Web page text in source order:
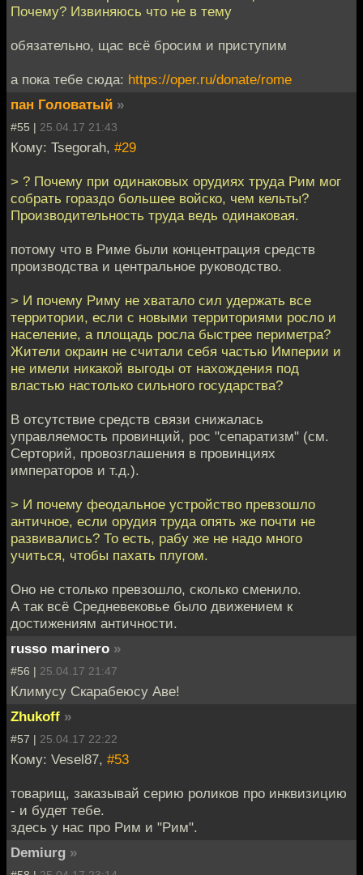
Почему? Извиняюсь что не в тему
обязательно, щас всё бросим и приступим
а пока тебе сюда: https://oper.ru/donate/rome
пан Головатый »
#55 | 25.04.17 21:43
Кому: Tsegorah, #29
> ? Почему при одинаковых орудиях труда Рим мог
собрать гораздо большее войско, чем кельты?
Производительность труда ведь одинаковая.
потому что в Риме были концентрация средств
производства и центральное руководство.
> И почему Риму не хватало сил удержать все
территории, если с новыми территориями росло и
население, а площадь росла быстрее периметра?
Жители окраин не считали себя частью Империи и
не имели никакой выгоды от нахождения под
властью настолько сильного государства?
В отсутствие средств связи снижалась
управляемость провинций, рос "сепаратизм" (см.
Серторий, провозглашения в провинциях
императоров и т.д.).
> И почему феодальное устройство превзошло
античное, если орудия труда опять же почти не
развивались? То есть, рабу же не надо много
учиться, чтобы пахать плугом.
Оно не столько превзошло, сколько сменило.
А так всё Средневековье было движением к
достижениям античности.
russo marinero »
#56 | 25.04.17 21:47
Климусу Скарабеюсу Аве!
Zhukoff »
#57 | 25.04.17 22:22
Кому: Vesel87, #53
товарищ, заказывай серию роликов про инквизицию
- и будет тебе.
здесь у нас про Рим и "Рим".
Demiurg »